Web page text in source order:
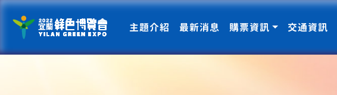
主題介紹 最新消息 購票資訊 交通資訊